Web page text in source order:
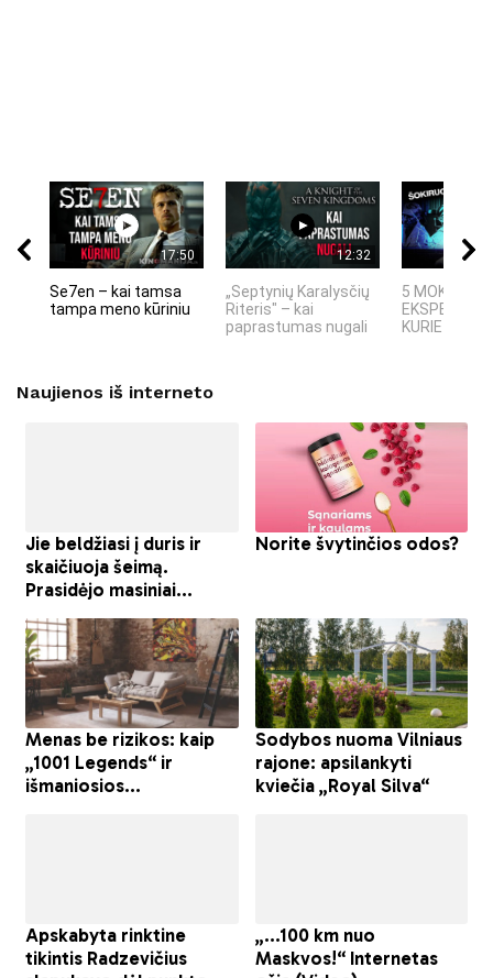
17:50
Se7en – kai tamsa
tampa meno kūriniu
12:32
„Septynių Karalysčių
Riteris" – kai
paprastumas nugali
5 MOKSLINIAI
KURIE
Naujienos iš interneto